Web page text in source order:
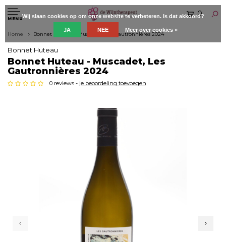
MENU
0
Home Bonnet Huteau - Muscadet, Les Gautronnières 2024
Bonnet Huteau
Bonnet Huteau - Muscadet, Les
Gautronnières 2024
0 reviews - je beoordeling toevoegen
Wij slaan cookies op om onze website te verbeteren. Is dat akkoord?
JA NEE Meer over cookies »